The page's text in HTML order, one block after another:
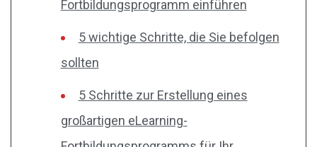
Fortbildungsprogramm einführen
5 wichtige Schritte, die Sie befolgen
sollten
5 Schritte zur Erstellung eines
großartigen eLearning-